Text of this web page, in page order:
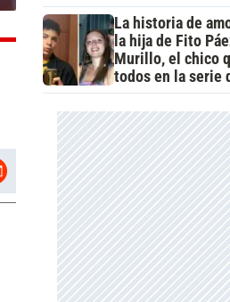
La historia de
la hija de Fito
Murillo, el chico
todos en la serie